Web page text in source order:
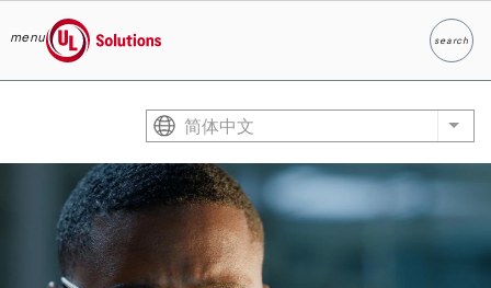
menu
UL Solutions
searchSearch
简体中文 List